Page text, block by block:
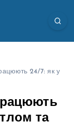
24/7: як у
та